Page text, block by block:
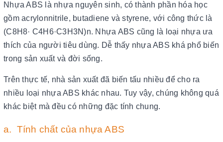
Nhựa ABS là nhựa nguyên sinh, có thành phần hóa học
gồm acrylonnitrile, butadiene và styrene, với công thức là
(C8H8· C4H6·C3H3N)n. Nhựa ABS cũng là loại nhựa ưa
thích của người tiêu dùng. Dễ thấy nhựa ABS khá phổ biến
trong sản xuất và đời sống.
Trên thực tế, nhà sản xuất đã biến tấu nhiều để cho ra
nhiều loại nhựa ABS khác nhau. Tuy vậy, chúng không quá
khác biệt mà đều có những đặc tính chung.
a. Tính chất của nhựa ABS